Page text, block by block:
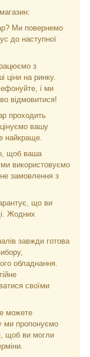
Ми повернемо
до наступної
з
ціни на ринку.
і ми
відмовитися!
проходить
вашу
найкраще.
щоб ваша
використовуємо
замовлення з
що ви
Жодних
завжди готова
обладнання.
своїми
можете
ми пропонуємо
щоб ви могли